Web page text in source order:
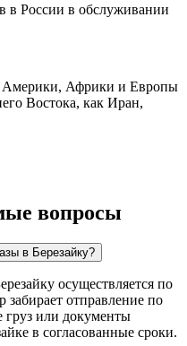
в России в обслуживании
Америки, Африки и Европы
Востока, как Иран,
вопросы
в Березайку?
осуществляется по
забирает отправление по
груз или документы
в согласованные сроки.